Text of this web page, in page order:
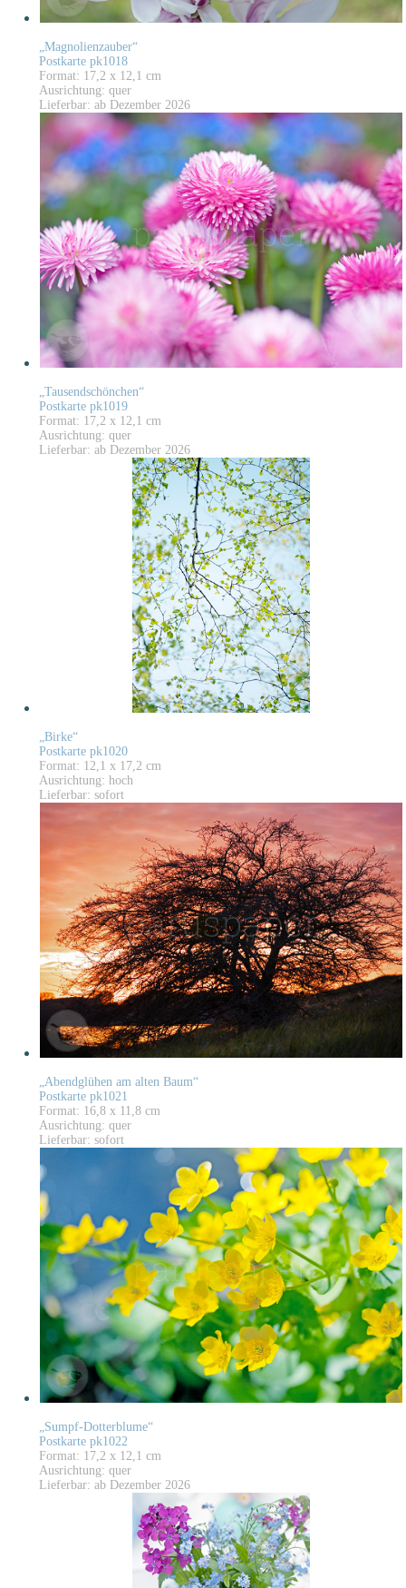
„Magnolienzauber“
Postkarte pk1018
Format: 17,2 x 12,1 cm
Ausrichtung: quer
Lieferbar: ab Dezember 2026
„Tausendschönchen“
Postkarte pk1019
Format: 17,2 x 12,1 cm
Ausrichtung: quer
Lieferbar: ab Dezember 2026
„Birke“
Postkarte pk1020
Format: 12,1 x 17,2 cm
Ausrichtung: hoch
Lieferbar: sofort
„Abendglühen am alten Baum“
Postkarte pk1021
Format: 16,8 x 11,8 cm
Ausrichtung: quer
Lieferbar: sofort
„Sumpf-Dotterblume“
Postkarte pk1022
Format: 17,2 x 12,1 cm
Ausrichtung: quer
Lieferbar: ab Dezember 2026